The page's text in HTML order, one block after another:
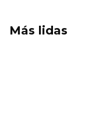
Más lidas